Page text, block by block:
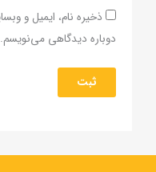
ذخیره نام، ایمیل و
دوباره دیدگاهی می‌نویسم.